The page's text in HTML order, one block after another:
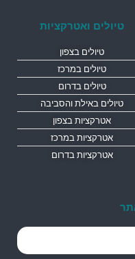
טיולים ואטרקציות
טיולים בצפון
טיולים במרכז
טיולים בדרום
טיולים באילת והסביבה
אטרקציות בצפון
אטרקציות במרכז
אטרקציות בדרום